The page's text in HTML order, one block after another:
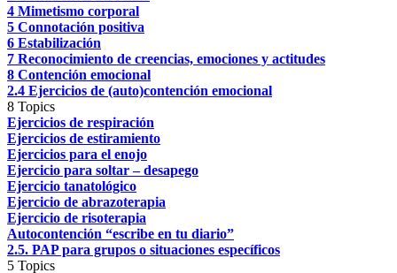
4 Mimetismo corporal
5 Connotación positiva
6 Estabilización
7 Reconocimiento de creencias, emociones y actitudes
8 Contención emocional
2.4 Ejercicios de (auto)contención emocional
8 Topics
Ejercicios de respiración
Ejercicios de estiramiento
Ejercicios para el enojo
Ejercicio para soltar – desapego
Ejercicio tanatológico
Ejercicio de abrazoterapia
Ejercicio de risoterapia
Autocontención “escribe en tu diario”
2.5. PAP para grupos o situaciones específicos
5 Topics